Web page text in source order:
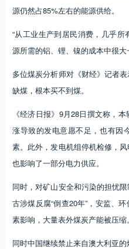
源仍然占85%左右的能源供给。
“从工业生产到居民消费，几乎
源所需的铝、锂、镍的成本中很大
多位煤炭分析师对《财经》记者
缺煤，根本买不到煤。
《经济日报》9月28日撰文称，
涨导致的发电意愿不足，也有因
素。此外，发电机组停机检修，
也影响了一部分电力供应。
同时，对矿山安全和污染的担忧
古涉煤反腐“倒查20年”，安监、
素影响，大量表外煤炭产能被压缩
同时中国继续禁止来自澳大利亚